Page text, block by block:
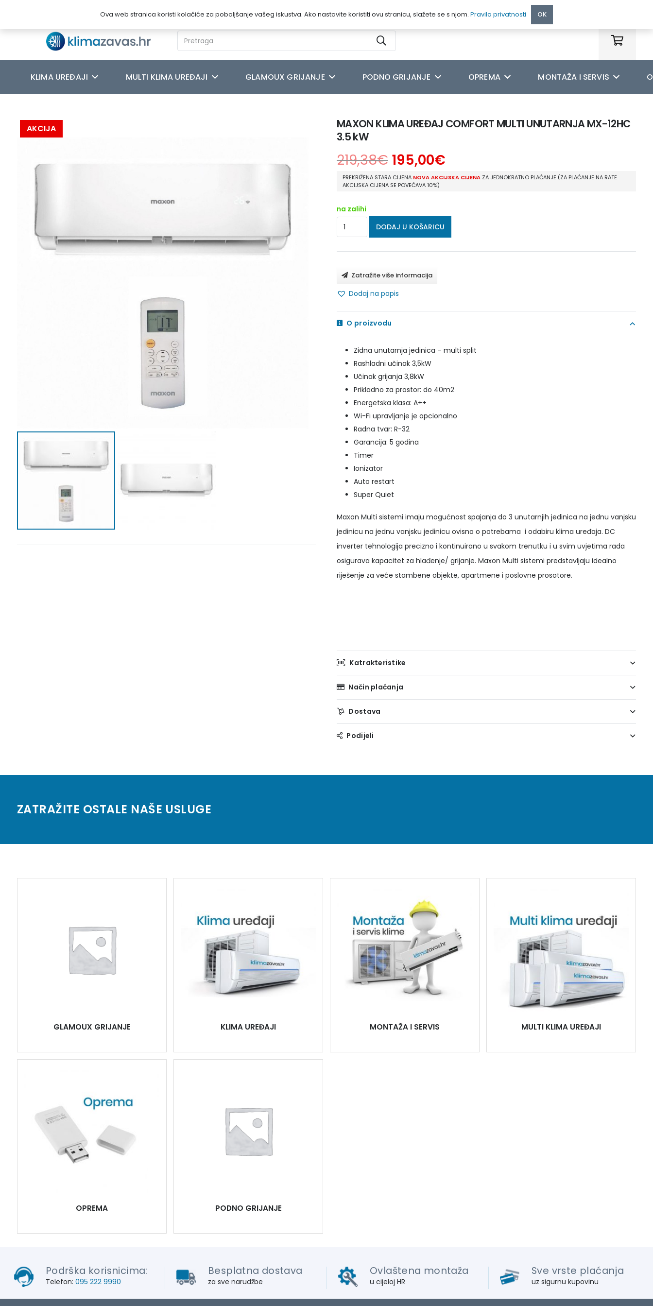
Kontakt
KLIMA UREĐAJI MULTI KLIMA UREĐAJI GLAMOUX GRIJANJE PODNO GRIJANJE OPREMA MONTAŽA I SERVIS
AKCIJA
MAXON KLIMA UREĐAJ COMFORT MULTI UNUTARNJA MX-12HC
3.5 kW
219,38€ 195,00€
PREKRIŽENA STARA CIJENA NOVA AKCIJSKA CIJENA ZA JEDNOKRATNO PLAĆANJE (ZA PLAĆANJE NA RATE
AKCIJSKA CIJENA SE POVEĆAVA 10%)
na zalihi
MAXON
KLIMA
UREĐAJ
MULTI
UNUTARNJA
MX-
12HC
kW
količina
DODAJ U KOŠARICU
Zatražite više informacija
Dodaj na popis
O proizvodu
Zidna unutarnja jedinica – multi split
Rashladni učinak 3,5kW
Učinak grijanja 3,8kW
Prikladno za prostor: do 40m2
Energetska klasa: A++
Wi-Fi upravljanje je opcionalno
Radna tvar: R-32
Garancija: 5 godina
Timer
Ionizator
Auto restart
Super Quiet
Maxon Multi sistemi imaju mogućnost spajanja do 3 unutarnjih jedinica na jednu vanjsku
jedinicu na jednu vanjsku jedinicu ovisno o potrebama i odabiru klima uređaja. DC
inverter tehnologija precizno i kontinuirano u svakom trenutku i u svim uvjetima rada
osigurava kapacitet za hlađenje/ grijanje. Maxon Multi sistemi predstavljaju idealno
riješenje za veće stambene objekte, apartmene i poslovne prosotore.
Katrakteristike
Način plaćanja
Dostava
Podijeli
ZATRAŽITE OSTALE NAŠE USLUGE
GLAMOUX GRIJANJE KLIMA UREĐAJI MONTAŽA I SERVIS MULTI KLIMA UREĐAJI
OPREMA PODNO GRIJANJE
Podrška korisnicima:
Telefon: 095 222 9990
Besplatna dostava
za sve narudžbe
Ovlaštena montaža
u cijeloj HR
Sve vrste plaćanja
uz sigurnu kupovinu
Ova web stranica koristi kolačiće za poboljšanje vašeg iskustva. Ako nastavite koristiti ovu stranicu, slažete se s njom. Pravila privatnosti OK